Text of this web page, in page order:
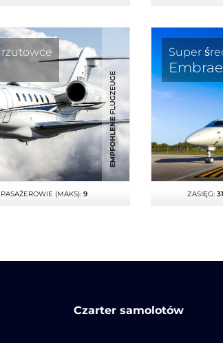
(MAKS):9
Super
ZASIĘG:
Czarter samolotów